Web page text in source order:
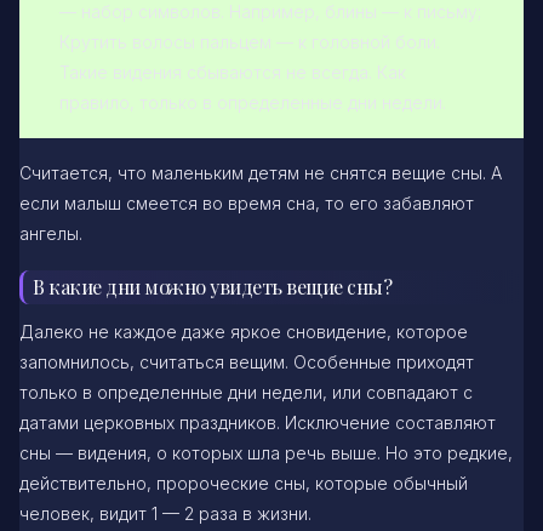
— набор символов. Например, блины — к письму;
Крутить волосы пальцем — к головной боли.
Такие видения сбываются не всегда. Как
правило, только в определенные дни недели.
Считается, что маленьким детям не снятся вещие сны. А
если малыш смеется во время сна, то его забавляют
ангелы.
В какие дни можно увидеть вещие сны?
Далеко не каждое даже яркое сновидение, которое
запомнилось, считаться вещим. Особенные приходят
только в определенные дни недели, или совпадают с
датами церковных праздников. Исключение составляют
сны — видения, о которых шла речь выше. Но это редкие,
действительно, пророческие сны, которые обычный
человек, видит 1 — 2 раза в жизни.